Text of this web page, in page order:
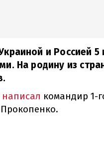
и Россией
На родину из
написал командир 1-